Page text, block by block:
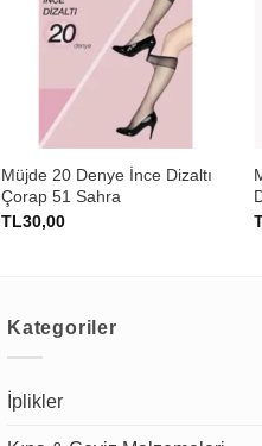
Müjde 20 Denye İnce Dizaltı
Çorap 51 Sahra
TL30,00
Kategoriler
İplikler